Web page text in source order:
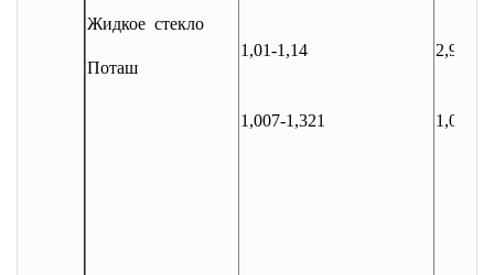
Жидкое стекло
Поташ
1,01-1,14
1,007-1,321
2,9-37,3
1,0-32,0